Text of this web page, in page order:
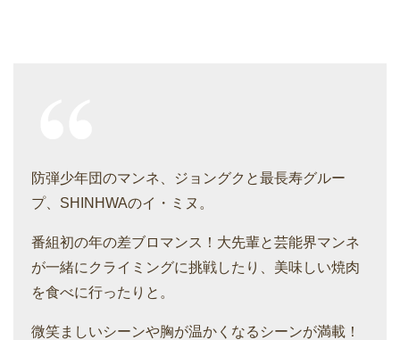
防弾少年団のマンネ、ジョングクと最長寿グルー
プ、SHINHWAのイ・ミヌ。
番組初の年の差ブロマンス！大先輩と芸能界マンネ
が一緒にクライミングに挑戦したり、美味しい焼肉
を食べに行ったりと。
微笑ましいシーンや胸が温かくなるシーンが満載！